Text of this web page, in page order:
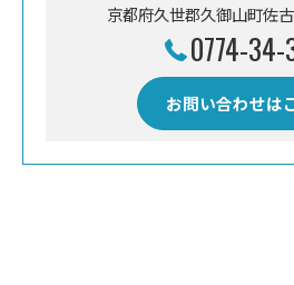
京都府久世郡久御山町佐
0774-34-
お問い合わせは